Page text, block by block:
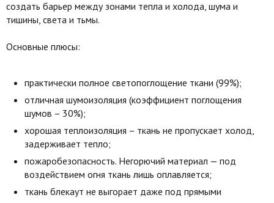
создать барьер между зонами тепла и холода, шума и
тишины, света и тьмы.
Основные плюсы:
практически полное светопоглощение ткани (99%);
отличная шумоизоляция (коэффициент поглощения
шумов – 30%);
хорошая теплоизоляция – ткань не пропускает холод,
задерживает тепло;
пожаробезопасность. Негорючий материал — под
воздействием огня ткань лишь оплавляется;
ткань блекаут не выгорает даже под прямыми